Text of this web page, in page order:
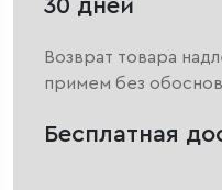
30 дней
Возврат товара
примем без
Бесплатная